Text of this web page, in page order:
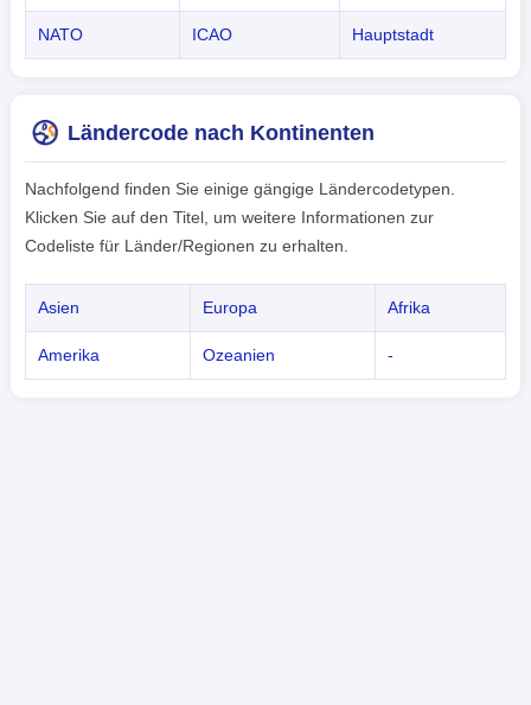
NATO ICAO Hauptstadt
Ländercode nach Kontinenten
Nachfolgend finden Sie einige gängige Ländercodetypen.
Klicken Sie auf den Titel, um weitere Informationen zur
Codeliste für Länder/Regionen zu erhalten.
Asien Europa Afrika
Amerika Ozeanien -